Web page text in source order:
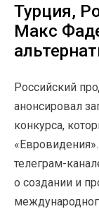
Турция,
Макс
Российский
анонсировал
конкурса,
телеграм-
о создании и